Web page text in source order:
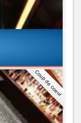
Coup de coeur